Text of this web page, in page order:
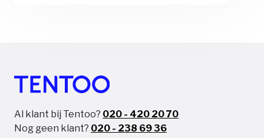
Al klant bij Tentoo? 020 - 420 20 70
Nog geen klant? 020 - 238 69 36